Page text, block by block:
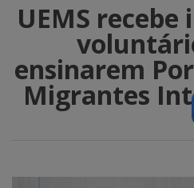
UEMS recebe
ensinarem
Migrantes